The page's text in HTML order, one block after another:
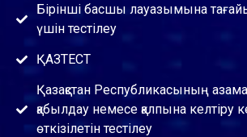
Бірінші басшы лауазымына
үшін тестілеу
ҚАЗТЕСТ
Қазақстан Республикасының
қабылдау немесе қалпына келтіру
өткізілетін тестілеу